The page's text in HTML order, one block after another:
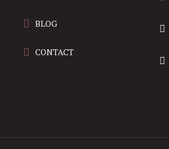
BLOG
CONTACT